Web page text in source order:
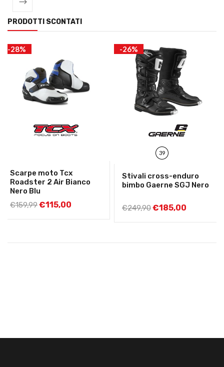
PRODOTTI SCONTATI
-28%
Scarpe moto Tcx
Roadster 2 Air Bianco
Nero Blu
€159,99€115,00
-26%
39
Stivali cross-enduro
bimbo Gaerne SGJ Nero
€249,90€185,00